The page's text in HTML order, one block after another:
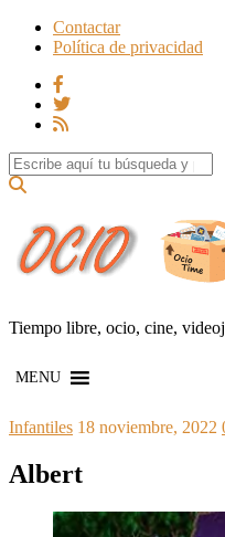
Contactar
Política de privacidad
Search for:
Tiempo libre, ocio, cine,
MENU
Infantiles 18 noviembre, 2022
Albert